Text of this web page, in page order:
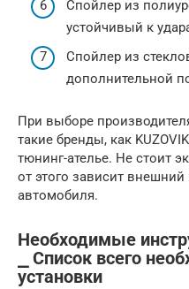
Спойлер из
устойчивый к
Спойлер из
дополнительной
При выборе
такие бренды, как
тюнинг-ателье. Не стоит
от этого зависит
автомобиля.
Необходимые
⎯ Список всего
установки